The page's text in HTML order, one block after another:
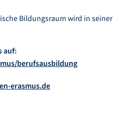
Bildungsraum wird in seiner
auf:
berufsausbildung
erasmus.de